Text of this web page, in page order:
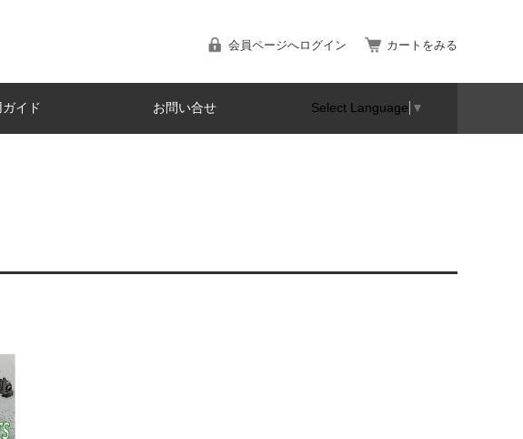
会員ページへログイン カートをみる
イド お問い合せ Select Language ▼